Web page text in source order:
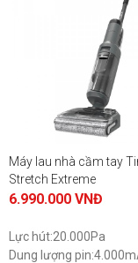
Máy lau nhà cầm tay
Stretch Extreme
6.990.000 VNĐ
Lực hút:20.000Pa
Dung lượng